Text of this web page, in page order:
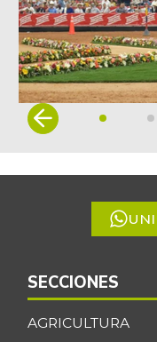
Item
5
SECCIONES
AGRICULTURA